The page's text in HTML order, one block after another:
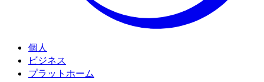
個人
ビジネス
プラットホーム